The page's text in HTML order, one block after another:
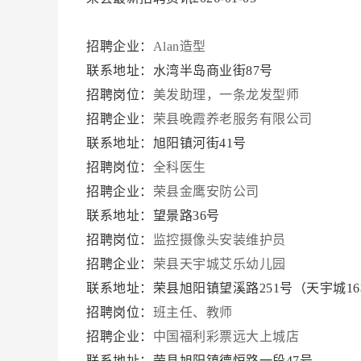
招聘企业： Alan造型
联系地址：水湾半岛商业街87号
招聘岗位： 美发助理，一条龙发型师
招聘企业： 荣县晚霞养老服务有限公司
联系地址：旭阳镇河街41号
招聘岗位： 全科医生
招聘企业： 荣县金鹰安防公司
联系地址：望景路36号
招聘岗位：
监控摄像头安装维护员
招聘企业： 荣县天宇城艾乐幼儿园
联系地址：荣县旭阳镇望溪路251号（天宇城
招聘岗位： 班主任、教师
招聘企业： 中国福利彩票远大上城店